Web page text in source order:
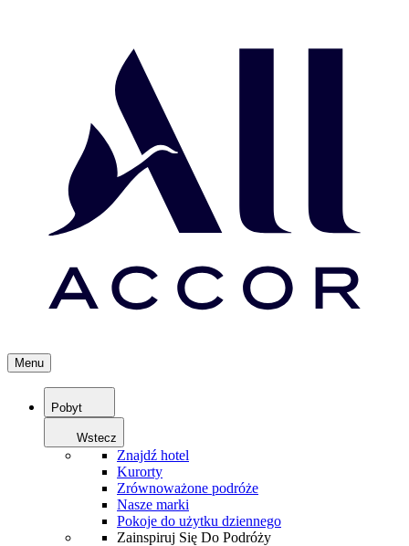
Menu
Pobyt
Wstecz
Znajdź hotel
Kurorty
Zrównoważone podróże
Nasze marki
Pokoje do użytku dziennego
Zainspiruj Się Do Podróży